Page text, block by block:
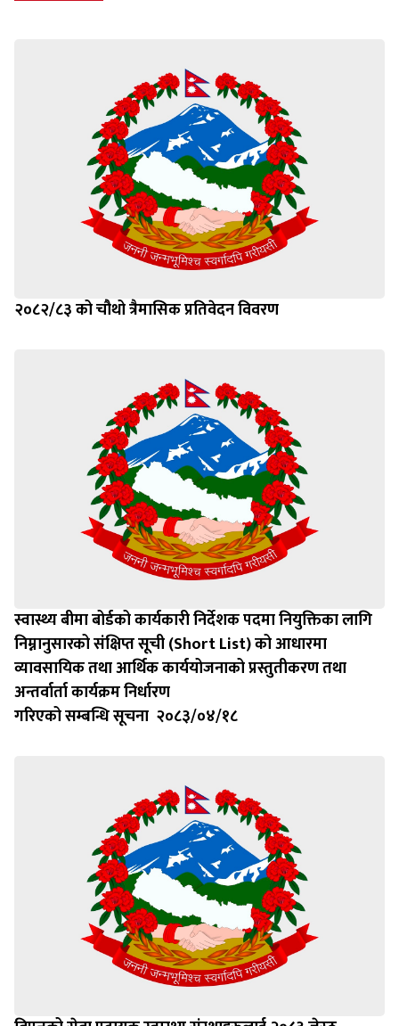
२०८२/८३ को चौथो त्रैमासिक प्रतिवेदन विवरण
स्वास्थ्य बीमा बोर्डको कार्यकारी निर्देशक पदमा नियुक्तिका लागि
निम्नानुसारको संक्षिप्त सूची (Short List) को आधारमा
व्यावसायिक तथा आर्थिक कार्ययोजनाको प्रस्तुतीकरण तथा
अन्तर्वार्ता कार्यक्रम निर्धारण
गरिएको सम्बन्धि सूचना २०८३/०४/१८